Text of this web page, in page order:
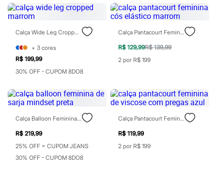
Relógios
Calçados
Chinelos
Sandálias
Sapatilhas
Tênis
Marcas
Clock House
Mindset
Yessica
Moda esportiva
Acessórios
Blusas
Calçados
Leggings
Calça Wide Leg Cropped Marrom
+ 3 cores
R$ 199,99
30% OFF - CUPOM 8DO8
Calça Pantacourt Feminina Cós Elástico Marrom
R$ 129,99R$ 139,99
2 por R$ 199
Calça Balloon Feminina De Sarja Mindset Preta
R$ 219,99
25% OFF = CUPOM JEANS
30% OFF - CUPOM 8DO8
Calça Pantacourt Feminina De Viscose Com Pregas Azul
R$ 119,99
2 por R$ 199